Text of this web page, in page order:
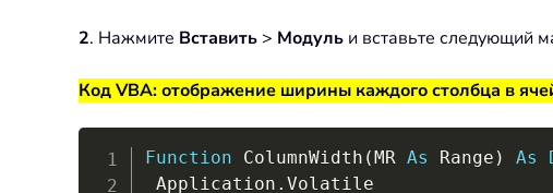
2. Нажмите Вставить > Модуль и вставьте следующий
Код VBA: отображение ширины каждого столбца в
Function ColumnWidth ( MR As Range ) As
Application . Volatile